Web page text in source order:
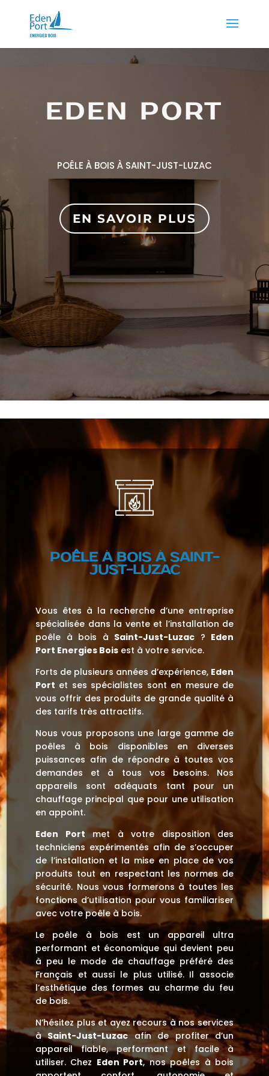
EDEN PORT
POÊLE À BOIS À SAINT-JUST-LUZAC
EN SAVOIR PLUS
POÊLE À BOIS À SAINT-
JUST-LUZAC
Vous êtes à la recherche d’une entreprise
spécialisée dans la vente et l’installation de
poêle à bois à Saint-Just-Luzac ? Eden
Port Energies Bois est à votre service.
Forts de plusieurs années d’expérience, Eden
Port et ses spécialistes sont en mesure de
vous offrir des produits de grande qualité à
des tarifs très attractifs.
Nous vous proposons une large gamme de
poêles à bois disponibles en diverses
puissances afin de répondre à toutes vos
demandes et à tous vos besoins. Nos
appareils sont adéquats tant pour un
chauffage principal que pour une utilisation
en appoint.
Eden Port met à votre disposition des
techniciens expérimentés afin de s’occuper
de l’installation et la mise en place de vos
produits tout en respectant les normes de
sécurité. Nous vous formerons à toutes les
fonctions d’utilisation pour vous familiariser
avec votre poêle à bois.
Le poêle à bois est un appareil ultra
performant et économique qui devient peu
à peu le mode de chauffage préféré des
Français et aussi le plus utilisé. Il associe
l’esthétique des formes au charme du feu
de bois.
N’hésitez plus et ayez recours à nos services
àSaint-Just-Luzacafin de profiter d’un
appareil fiable, performant et facile à
utiliser. Chez Eden Port, nos poêles à bois